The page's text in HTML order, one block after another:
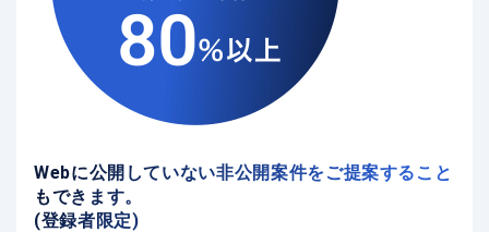
Webに公開していない非公開案件をご提案すること
もできます。
(登録者限定)